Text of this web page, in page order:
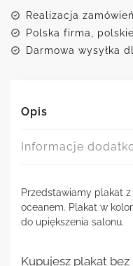
Realizacja
Polska firma,
Darmowa wysyłka
Opis
Informacje
Przedstawiamy plakat
oceanem. Plakat w
do upiększenia salonu.
Kupujesz plakat bez